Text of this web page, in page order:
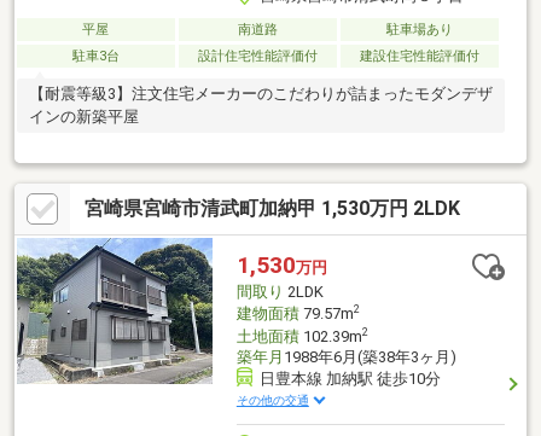
平屋 南道路
駐車場あり
駐車3台
設計住宅性能評価付 建設住宅性能評価付
【耐震等級3】注文住宅メーカーのこだわりが詰まったモダンデザ
インの新築平屋
宮崎県宮崎市清武町加納甲 1,530万円 2LDK
1,530万円
間取り 2LDK
建物面積79.57m2
土地面積102.39m2
築年月 1988年6月(築38年3ヶ月)
日豊本線 加納駅 徒歩10分
その他の交通